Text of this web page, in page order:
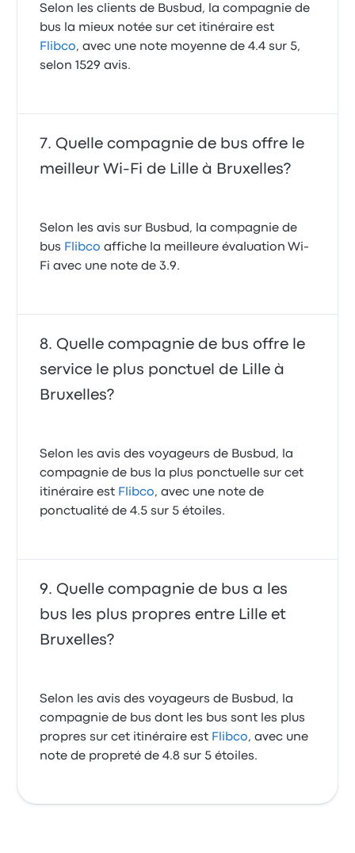
Selon les clients de Busbud, la compagnie de
bus la mieux notée sur cet itinéraire est
Flibco, avec une note moyenne de 4.4 sur 5,
selon 1529 avis.
Quelle compagnie de bus offre le
meilleur Wi-Fi de Lille à Bruxelles?
Selon les avis sur Busbud, la compagnie de
bus Flibco affiche la meilleure évaluation Wi-
Fi avec une note de 3.9.
Quelle compagnie de bus offre le
service le plus ponctuel de Lille à
Bruxelles?
Selon les avis des voyageurs de Busbud, la
compagnie de bus la plus ponctuelle sur cet
itinéraire est Flibco, avec une note de
ponctualité de 4.5 sur 5 étoiles.
Quelle compagnie de bus a les
bus les plus propres entre Lille et
Bruxelles?
Selon les avis des voyageurs de Busbud, la
compagnie de bus dont les bus sont les plus
propres sur cet itinéraire est Flibco, avec une
note de propreté de 4.8 sur 5 étoiles.